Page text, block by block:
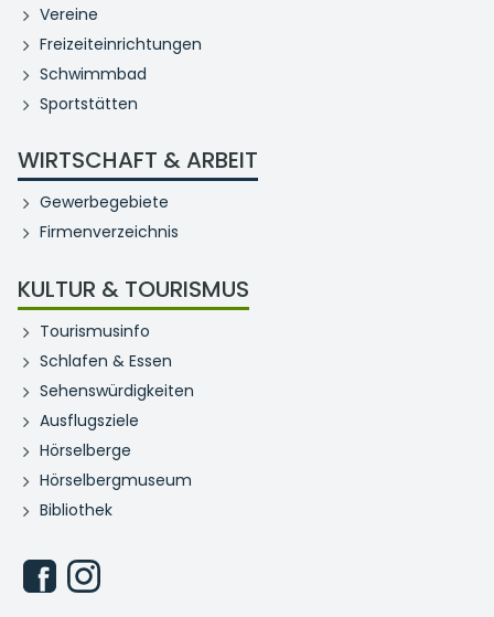
Vereine
Freizeiteinrichtungen
Schwimmbad
Sportstätten
WIRTSCHAFT & ARBEIT
Gewerbegebiete
Firmenverzeichnis
KULTUR & TOURISMUS
Tourismusinfo
Schlafen & Essen
Sehenswürdigkeiten
Ausflugsziele
Hörselberge
Hörselbergmuseum
Bibliothek